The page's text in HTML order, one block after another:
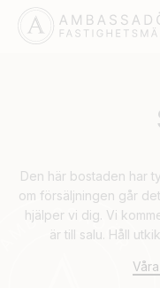
Den här bostaden har
om försäljningen går
hjälper vi dig. Vi
är till salu. Håll